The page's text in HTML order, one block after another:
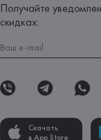
Получайте
скидках:
Скачать
в App Store